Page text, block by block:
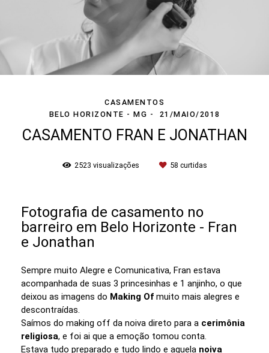
CASAMENTOS
BELO HORIZONTE - MG
21/MAIO/2018
CASAMENTO FRAN E JONATHAN
2523 visualizações 58 curtidas
Fotografia de casamento no
barreiro em Belo Horizonte - Fran
e Jonathan
Sempre muito Alegre e Comunicativa, Fran estava
acompanhada de suas 3 princesinhas e 1 anjinho, o que
deixou as imagens do Making Of muito mais alegres e
descontraídas.
Saímos do making off da noiva direto para a cerimônia
religiosa, e foi ai que a emoção tomou conta.
Estava tudo preparado e tudo lindo e aquela noiva